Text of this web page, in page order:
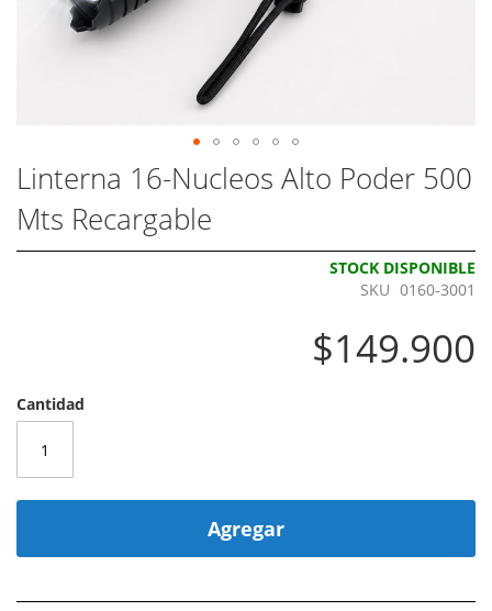
Linterna 16-Nucleos Alto Poder 500
Mts Recargable
STOCK DISPONIBLE
SKU 0160-3001
$149.900
Cantidad
Agregar
Skip
to
the
beginning
of